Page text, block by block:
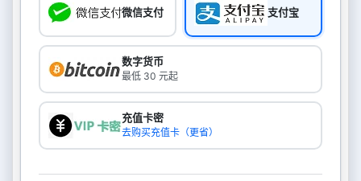
微信支付 支付宝
数字货币
最低 30 元起
充值卡密
去购买充值卡（更省）